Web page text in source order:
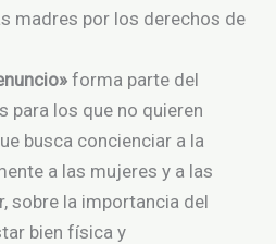
madres por los derechos de
forma parte del
para los que no quieren
busca concienciar a la
a las mujeres y a las
sobre la importancia del
bien física y